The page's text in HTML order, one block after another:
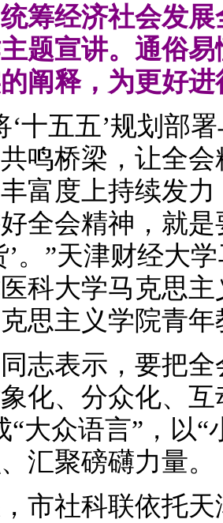
筹经济社会发
题宣讲。通俗
阐释，为更好
五五’规划部署
鸣桥梁，让全
富度上持续发
全会精神，就
’。”天津财经大
科大学马克思
思主义学院青
表示，要把全
化、分众化、
“大众语言”，以
汇聚磅礴力量。
社科联依托天